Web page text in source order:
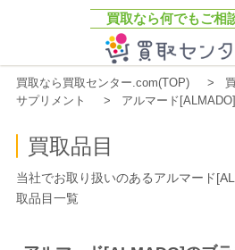
買取なら何でもご相
買取なら買取センター.com(TOP)
サプリメント
アルマード[ALMADO]
買取品目
当社でお取り扱いのあるアルマード
取品目一覧